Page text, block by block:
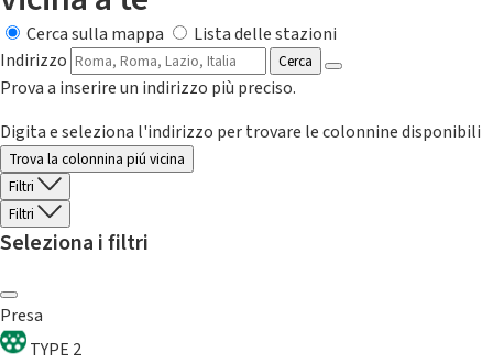
Cerca sulla mappa
Lista delle stazioni
Indirizzo
Cerca
Prova a inserire un indirizzo più preciso.
Digita e seleziona l'indirizzo per trovare le colonnine disponibili
Trova la colonnina piú vicina
Filtri
Filtri
Seleziona i filtri
Presa
TYPE 2